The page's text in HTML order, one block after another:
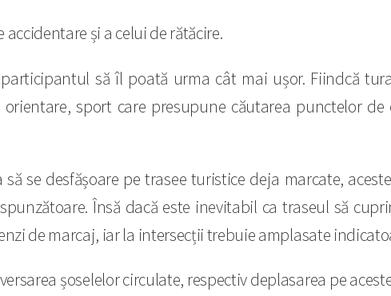
și a celui de rătăcire.
să îl poată urma cât mai ușor. Fiindcă
sport care presupune căutarea punctelor
se desfășoare pe trasee turistice deja marcate,
Însă dacă este inevitabil ca traseul să
de marcaj, iar la intersecții trebuie amplasate
șoselelor circulate, respectiv deplasarea pe